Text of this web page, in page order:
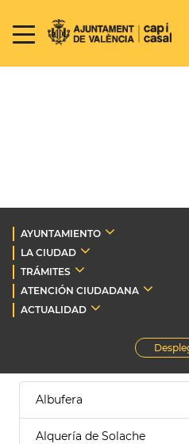
AYUNTAMIENTO
LA CIUDAD
TRÁMITES
ATENCIÓN CIUDADANA
ACTUALIDAD
Albufera
Alquería de Solache